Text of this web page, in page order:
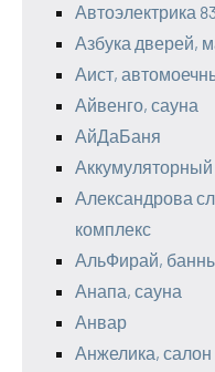
Автоэлектрика
Азбука дверей,
Аист,
Айвенго, сауна
АйДаБаня
Аккумуляторный
Александрова
комплекс
АльФирай,
Анапа, сауна
Анвар
Анжелика, салон